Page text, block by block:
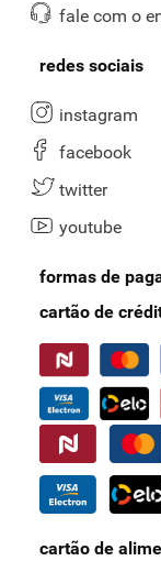
fale com o
redes sociais
instagram
facebook
twitter
youtube
formas de
cartão de
cartão de